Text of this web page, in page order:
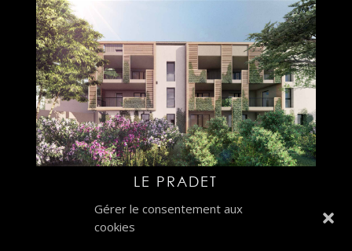
Gérer le consentement aux
cookies
LE PRADET